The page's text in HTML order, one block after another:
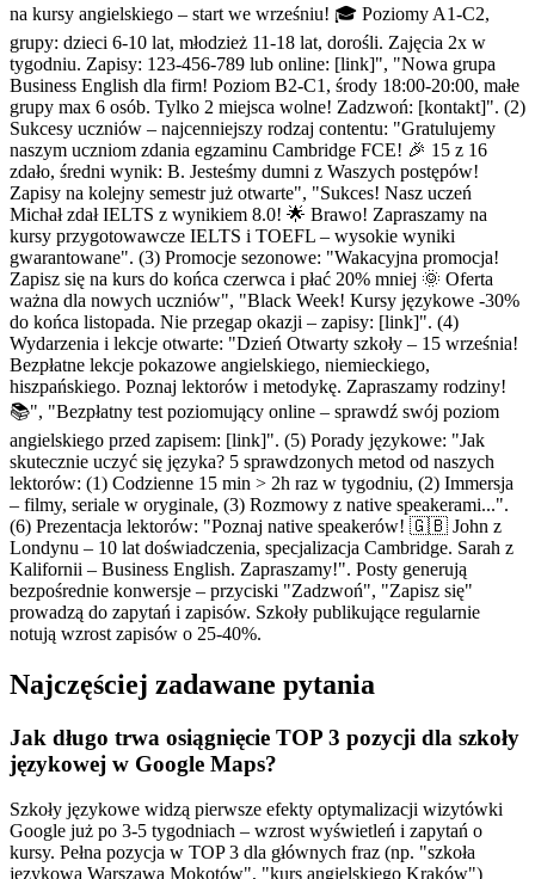
na kursy angielskiego – start we wrześniu! 🎓 Poziomy A1-C2,
grupy: dzieci 6-10 lat, młodzież 11-18 lat, dorośli. Zajęcia 2x w
tygodniu. Zapisy: 123-456-789 lub online: [link]", "Nowa grupa
Business English dla firm! Poziom B2-C1, środy 18:00-20:00, małe
grupy max 6 osób. Tylko 2 miejsca wolne! Zadzwoń: [kontakt]". (2)
Sukcesy uczniów – najcenniejszy rodzaj contentu: "Gratulujemy
naszym uczniom zdania egzaminu Cambridge FCE! 🎉 15 z 16
zdało, średni wynik: B. Jesteśmy dumni z Waszych postępów!
Zapisy na kolejny semestr już otwarte", "Sukces! Nasz uczeń
Michał zdał IELTS z wynikiem 8.0! 🌟 Brawo! Zapraszamy na
kursy przygotowawcze IELTS i TOEFL – wysokie wyniki
gwarantowane". (3) Promocje sezonowe: "Wakacyjna promocja!
Zapisz się na kurs do końca czerwca i płać 20% mniej 🌞 Oferta
ważna dla nowych uczniów", "Black Week! Kursy językowe -30%
do końca listopada. Nie przegap okazji – zapisy: [link]". (4)
Wydarzenia i lekcje otwarte: "Dzień Otwarty szkoły – 15 września!
Bezpłatne lekcje pokazowe angielskiego, niemieckiego,
hiszpańskiego. Poznaj lektorów i metodykę. Zapraszamy rodziny!
📚", "Bezpłatny test poziomujący online – sprawdź swój poziom
angielskiego przed zapisem: [link]". (5) Porady językowe: "Jak
skutecznie uczyć się języka? 5 sprawdzonych metod od naszych
lektorów: (1) Codzienne 15 min > 2h raz w tygodniu, (2) Immersja
– filmy, seriale w oryginale, (3) Rozmowy z native speakerami...".
(6) Prezentacja lektorów: "Poznaj native speakerów! 🇬🇧 John z
Londynu – 10 lat doświadczenia, specjalizacja Cambridge. Sarah z
Kalifornii – Business English. Zapraszamy!". Posty generują
bezpośrednie konwersje – przyciski "Zadzwoń", "Zapisz się"
prowadzą do zapytań i zapisów. Szkoły publikujące regularnie
notują wzrost zapisów o 25-40%.
Najczęściej zadawane pytania
Jak długo trwa osiągnięcie TOP 3 pozycji dla szkoły
językowej w Google Maps?
Szkoły językowe widzą pierwsze efekty optymalizacji wizytówki
Google już po 3-5 tygodniach – wzrost wyświetleń i zapytań o
kursy. Pełna pozycja w TOP 3 dla głównych fraz (np. "szkoła
językowa Warszawa Mokotów", "kurs angielskiego Kraków")